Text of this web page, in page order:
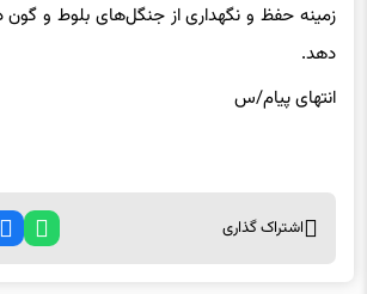
زمینه حفظ و نگهداری از جنگل‌های بلوط و گون
دهد.
انتهای پیام/س
اشتراک گذاری